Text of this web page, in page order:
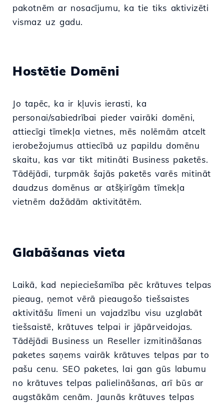
pakotnēm ar nosacījumu, ka tie tiks aktivizēti
vismaz uz gadu.
Hostētie Domēni
Jo tapēc, ka ir kļuvis ierasti, ka
personai/sabiedrībai pieder vairāki domēni,
attiecīgi tīmekļa vietnes, mēs nolēmām atcelt
ierobežojumus attiecībā uz papildu domēnu
skaitu, kas var tikt mitināti Business paketēs.
Tādējādi, turpmāk šajās paketēs varēs mitināt
daudzus domēnus ar atšķirīgām tīmekļa
vietnēm dažādām aktivitātēm.
Glabāšanas vieta
Laikā, kad nepieciešamība pēc krātuves telpas
pieaug, ņemot vērā pieaugošo tiešsaistes
aktivitāšu līmeni un vajadzību visu uzglabāt
tiešsaistē, krātuves telpai ir jāpārveidojas.
Tādējādi Business un Reseller izmitināšanas
paketes saņems vairāk krātuves telpas par to
pašu cenu. SEO paketes, lai gan gūs labumu
no krātuves telpas palielināšanas, arī būs ar
augstākām cenām. Jaunās krātuves telpas